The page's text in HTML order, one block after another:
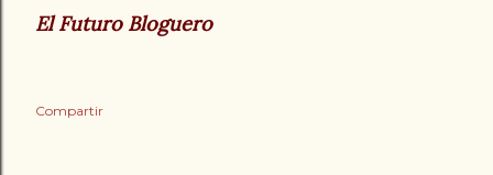
El Futuro Bloguero
Compartir